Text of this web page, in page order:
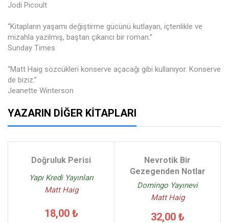
Jodi Picoult
“Kitapların yaşamı değiştirme gücünü kutlayan, içtenlikle ve
mizahla yazılmış, baştan çıkarıcı bir roman.”
Sunday Times
“Matt Haig sözcükleri konserve açacağı gibi kullanıyor. Konserve
de biziz.”
Jeanette Winterson
YAZARIN DIĞER KITAPLARI
Doğruluk Perisi
Yapı Kredi Yayınları
Matt Haig
18,00 ₺
Nevrotik Bir
Gezegenden Notlar
Domingo Yayınevi
Matt Haig
32,00 ₺